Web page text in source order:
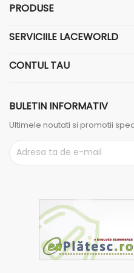
PRODUSE
SERVICIILE LACEWORLD
CONTUL TAU
BULETIN INFORMATIV
Ultimele noutati si promotii